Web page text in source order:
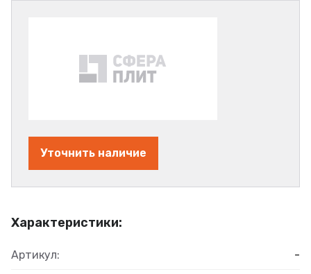
Характеристики:
Артикул: -
Уточнить наличие